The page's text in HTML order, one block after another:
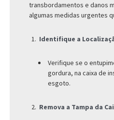
transbordamentos e danos
algumas medidas urgentes
Identifique a
Verifique se o
gordura, na caixa de
esgoto.
Remova a Tampa da